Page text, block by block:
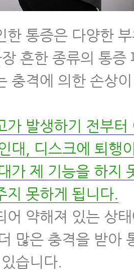
한 통증은 다양한
흔한 종류의 통증
충격에 의한 손상
가 발생하기 전부터
대, 디스크에 퇴행
가 제 기능을 하지
지 못하게 됩니다.
어 약해져 있는 상
많은 충격을 받아
습니다.